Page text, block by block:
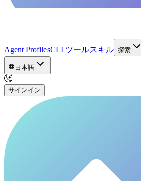
Agent ProfilesCLI ツールスキル 探索
日本語
サインイン